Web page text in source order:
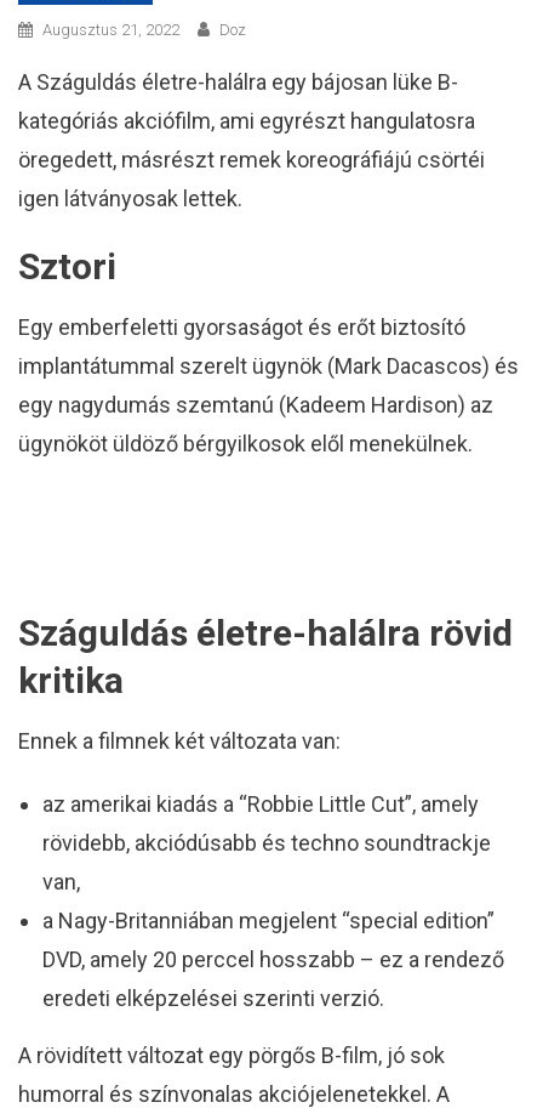
Augusztus 21, 2022 Doz
A Száguldás életre-halálra egy bájosan lüke B-
kategóriás akciófilm, ami egyrészt hangulatosra
öregedett, másrészt remek koreográfiájú csörtéi
igen látványosak lettek.
Sztori
Egy emberfeletti gyorsaságot és erőt biztosító
implantátummal szerelt ügynök (Mark Dacascos) és
egy nagydumás szemtanú (Kadeem Hardison) az
ügynököt üldöző bérgyilkosok elől menekülnek.
Száguldás életre-halálra rövid
kritika
Ennek a filmnek két változata van:
az amerikai kiadás a “Robbie Little Cut”, amely
rövidebb, akciódúsabb és techno soundtrackje
van,
a Nagy-Britanniában megjelent “special edition”
DVD, amely 20 perccel hosszabb – ez a rendező
eredeti elképzelései szerinti verzió.
A rövidített változat egy pörgős B-film, jó sok
humorral és színvonalas akciójelenetekkel. A